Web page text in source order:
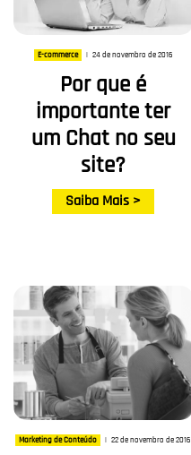
E-commerce | 24 de novembro de 2016
Por que é
importante ter
um Chat no seu
site?
Saiba Mais >
Marketing de Conteúdo | 22 de novembro de 2016